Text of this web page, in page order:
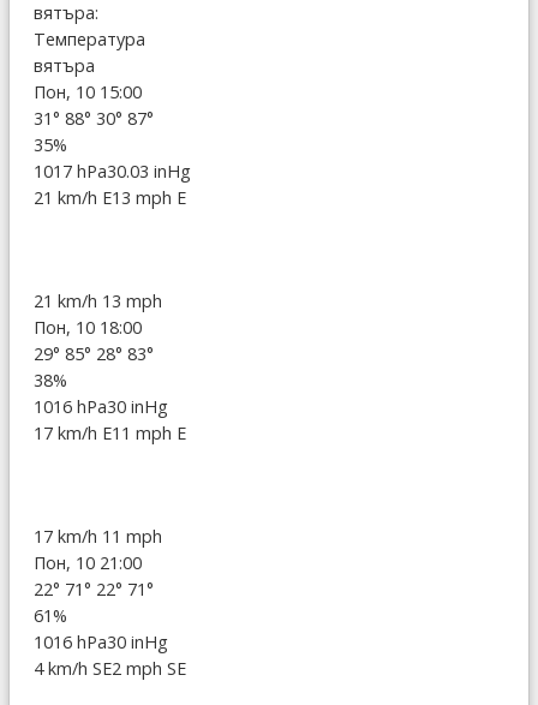
вятъра:
Температура
вятъра
Пон, 10 15:00
31° 88° 30° 87°
35%
1017 hPa30.03 inHg
21 km/h E13 mph E
21 km/h 13 mph
Пон, 10 18:00
29° 85° 28° 83°
38%
1016 hPa30 inHg
17 km/h E11 mph E
17 km/h 11 mph
Пон, 10 21:00
22° 71° 22° 71°
61%
1016 hPa30 inHg
4 km/h SE2 mph SE